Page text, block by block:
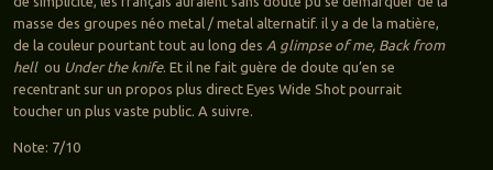
masse des groupes néo metal / metal alternatif. il y a de la matière,
de la couleur pourtant tout au long des A glimpse of me, Back from
hell ou Under the knife. Et il ne fait guère de doute qu’en se
recentrant sur un propos plus direct Eyes Wide Shot pourrait
toucher un plus vaste public. A suivre.
Note: 7/10